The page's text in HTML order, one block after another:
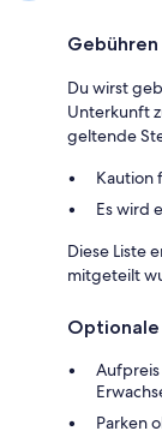
Gebühren
Du wirst
Unterkunft
geltende
Kaution
Es wird
Diese Liste
mitgeteilt
Optionale
Aufpreis
Parken